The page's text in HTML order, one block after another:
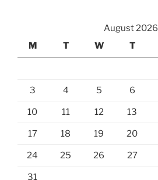
August 2026
M
T W T
3 4 5 6
10 11 12 13
17 18 19 20
24 25 26 27
31